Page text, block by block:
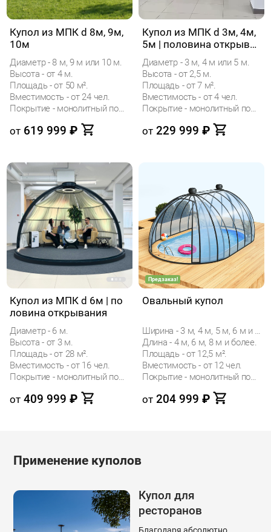
Купол из МПК d 8м, 9м,
10м
Диаметр - 8 м, 9 м или 10 м.
Высота - от 4 м.
Площадь - от 50 м².
Вместимость - от 24 чел.
Покрытие - монолитный поликарбонат (МПК)
от 619 999 ₽
Купол из МПК d 3м, 4м,
5м | половина открыва
ния
Диаметр - 3 м, 4 м или 5 м.
Высота - от 2,5 м.
Площадь - от 7 м².
Вместимость - от 4 чел.
Покрытие - монолитный поликарбонат (МПК)
от 229 999 ₽
Купол из МПК d 6м | по
ловина открывания
Диаметр - 6 м.
Высота - от 3 м.
Площадь - от 28 м².
Вместимость - от 16 чел.
Покрытие - монолитный поликарбонат (МПК)
от 409 999 ₽
Предзаказ!
Овальный купол
Ширина - 3 м, 4 м, 5 м, 6 м и 7 м.
Длина - 4 м, 6 м, 8 м и более.
Площадь - от 12,5 м².
Вместимость - от 12 чел.
Покрытие - монолитный поликарбонат (МПК)
от 204 999 ₽
Применение куполов
Купол для
ресторанов
Благодаря абсолютно